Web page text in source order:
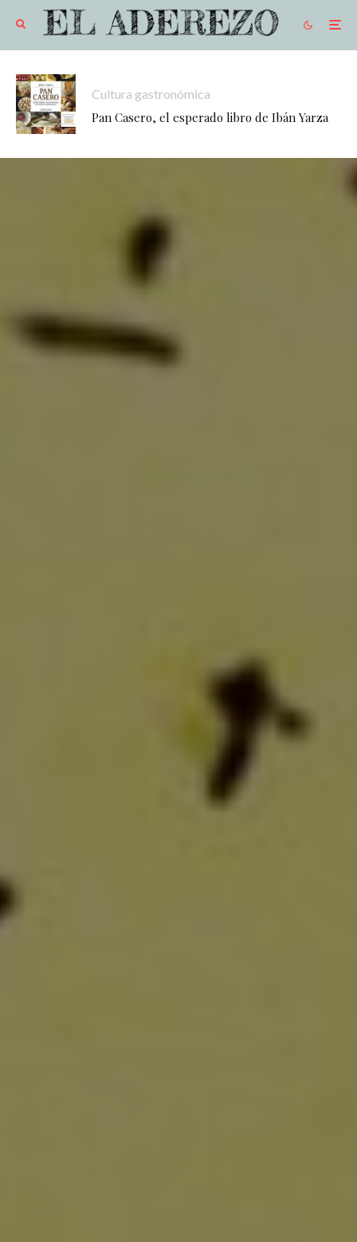
Cultura gastronómica
Pan Casero, el esperado libro de Ibán Yarza